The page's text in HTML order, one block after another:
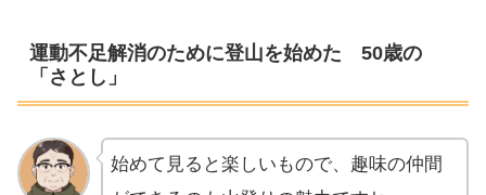
運動不足解消のために登山を始めた 50歳の
「さとし」
始めて見ると楽しいもので、趣味の仲間